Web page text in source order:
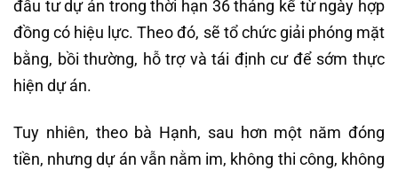
đầu tư dự án trong thời hạn 36 tháng kể từ ngày hợp
đồng có hiệu lực. Theo đó, sẽ tổ chức giải phóng mặt
bằng, bồi thường, hỗ trợ và tái định cư để sớm thực
hiện dự án.
Tuy nhiên, theo bà Hạnh, sau hơn một năm đóng
tiền, nhưng dự án vẫn nằm im, không thi công, không